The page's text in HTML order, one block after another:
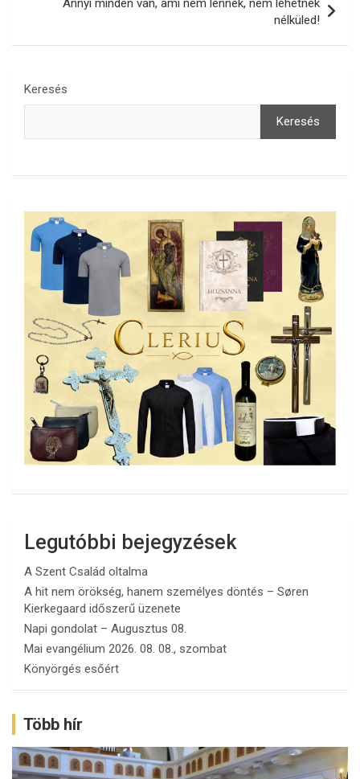
Annyi minden van, ami nem lennék, nem lehetnék
nélküled!
Keresés
Keresés
Legutóbbi bejegyzések
A Szent Család oltalma
A hit nem örökség, hanem személyes döntés – Søren
Kierkegaard időszerű üzenete
Napi gondolat – Augusztus 08.
Mai evangélium 2026. 08. 08., szombat
Könyörgés esőért
Több hír